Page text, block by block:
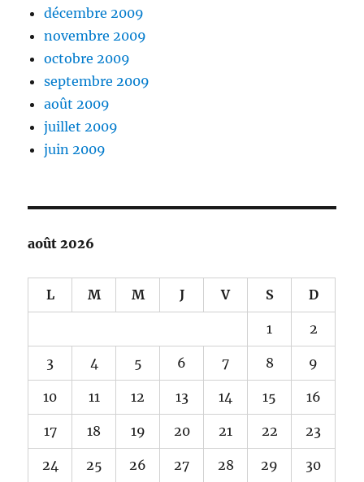
décembre 2009
novembre 2009
octobre 2009
septembre 2009
août 2009
juillet 2009
juin 2009
août 2026
L M M J V S D
1 2
3 4 5 6 7 8 9
10 11 12 13 14 15 16
17 18 19 20 21 22 23
24 25 26 27 28 29 30